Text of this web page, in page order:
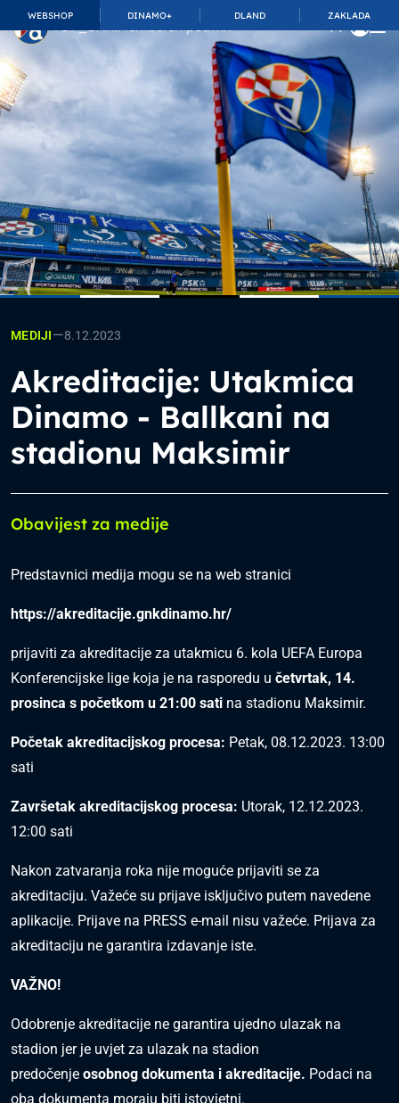
WEBSHOP DINAMO+ DLAND ZAKLADA
TOP_BAR.MembershipSuffix
MEDIJI—8.12.2023
Akreditacije: Utakmica
Dinamo - Ballkani na
stadionu Maksimir
Obavijest za medije
Predstavnici medija mogu se na web stranici
https://akreditacije.gnkdinamo.hr/
prijaviti za akreditacije za utakmicu 6. kola UEFA Europa
Konferencijske lige koja je na rasporedu u četvrtak, 14.
prosinca s početkom u 21:00 sati na stadionu Maksimir.
Početak akreditacijskog procesa: Petak, 08.12.2023. 13:00
sati
Završetak akreditacijskog procesa: Utorak, 12.12.2023.
12:00 sati
Nakon zatvaranja roka nije moguće prijaviti se za
akreditaciju. Važeće su prijave isključivo putem navedene
aplikacije. Prijave na PRESS e-mail nisu važeće. Prijava za
akreditaciju ne garantira izdavanje iste.
VAŽNO!
Odobrenje akreditacije ne garantira ujedno ulazak na
stadion jer je uvjet za ulazak na stadion
predočenje osobnog dokumenta i akreditacije. Podaci na
oba dokumenta moraju biti istovjetni.